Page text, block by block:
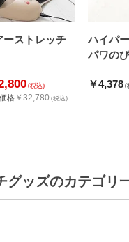
ーストレッチ
(税込)
格￥32,780 (税込)
ハイパ
パワのび
￥4,378 (
グッズのカテゴリ